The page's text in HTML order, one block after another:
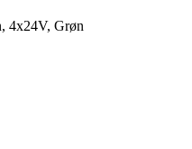
4x24V, Grøn